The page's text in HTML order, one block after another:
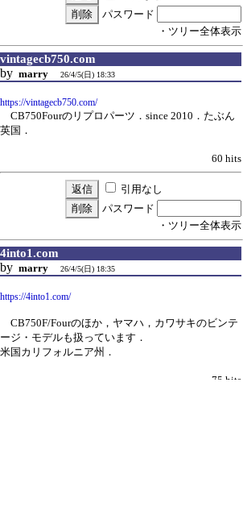
パスワード
・ツリー全体表示
vintagecb750.com
by marry 26/4/5(日) 18:33
https://vintagecb750.com/
CB750Fourのリプロパーツ．since 2010．たぶん
英国．
60 hits
引用なし
パスワード
・ツリー全体表示
4into1.com
by marry 26/4/5(日) 18:35
https://4into1.com/
CB750F/Fourのほか，ヤマハ，カワサキのビンテ
ージ・モデルも扱っています．
米国カリフォルニア州．
75 hits